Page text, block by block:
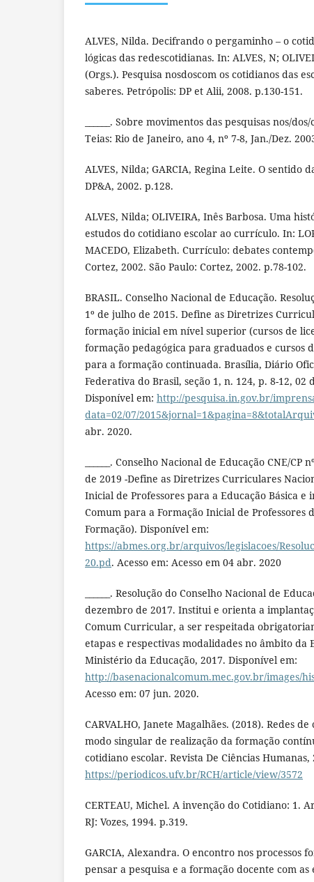
ALVES, Nilda. Decifrando o pergaminho – o
lógicas das redescotidianas. In: ALVES, N;
(Orgs.). Pesquisa nosdoscom os cotidianos das
saberes. Petrópolis: DP et Alii, 2008. p.130-151.
______. Sobre movimentos das pesquisas nos/
Teias: Rio de Janeiro, ano 4, nº 7-8, Jan./Dez.
ALVES, Nilda; GARCIA, Regina Leite. O sentido
DP&A, 2002. p.128.
ALVES, Nilda; OLIVEIRA, Inês Barbosa. Uma
estudos do cotidiano escolar ao currículo. In:
MACEDO, Elizabeth. Currículo: debates
Cortez, 2002. São Paulo: Cortez, 2002. p.78-102.
BRASIL. Conselho Nacional de Educação.
1º de julho de 2015. Define as Diretrizes
formação inicial em nível superior (cursos de
formação pedagógica para graduados e cursos
para a formação continuada. Brasília, Diário
Federativa do Brasil, seção 1, n. 124, p. 8-12, 02
Disponível em: http://pesquisa.in.gov.br/
data=02/07/
abr. 2020.
______. Conselho Nacional de Educação CNE/
de 2019 -Define as Diretrizes Curriculares
Inicial de Professores para a Educação Básica e
Comum para a Formação Inicial de Professores
Formação). Disponível em:
https://abmes.org.br/arquivos/legislacoes/
20.pd. Acesso em: Acesso em 04 abr. 2020
______. Resolução do Conselho Nacional de
dezembro de 2017. Institui e orienta a
Comum Curricular, a ser respeitada
etapas e respectivas modalidades no âmbito da
Ministério da Educação, 2017. Disponível em:
http://basenacionalcomum.mec.gov.br/images/
Acesso em: 07 jun. 2020.
CARVALHO, Janete Magalhães. (2018). Redes
modo singular de realização da formação
cotidiano escolar. Revista De Ciências
https://periodicos.ufv.br/RCH/article/view/3572
CERTEAU, Michel. A invenção do Cotidiano: 1.
RJ: Vozes, 1994. p.319.
GARCIA, Alexandra. O encontro nos processos
pensar a pesquisa e a formação docente com as